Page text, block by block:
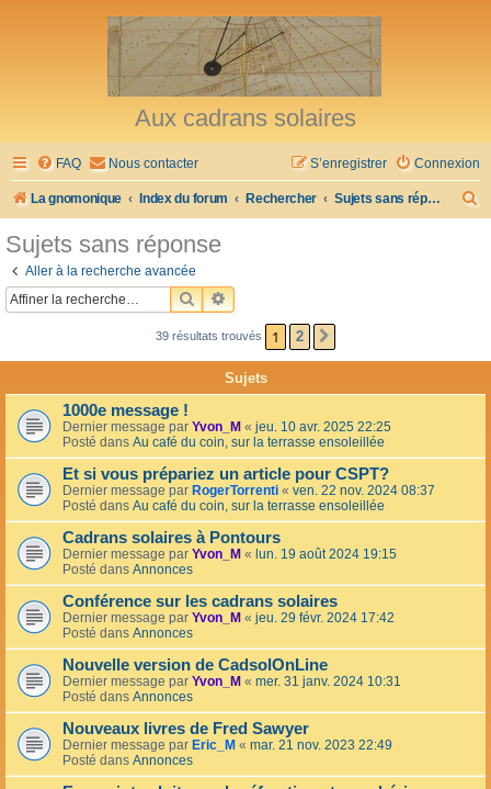
Aux cadrans solaires
FAQ Nous contacter Connexion
S’enregistrer
La gnomonique Index du forum Rechercher Sujets sans réponse
h
r
Sujets sans réponse
Aller à la recherche avancée
RECHERCHER
RECHERCHE AVANCÉE
39 résultats trouvés 1 2
Sujets
1000e message !
Dernier message par Yvon_M « jeu. 10 avr. 2025 22:25
Posté dans Au café du coin, sur la terrasse ensoleillée
Et si vous prépariez un article pour CSPT?
Dernier message par RogerTorrenti « ven. 22 nov. 2024 08:37
Posté dans Au café du coin, sur la terrasse ensoleillée
Cadrans solaires à Pontours
Dernier message par Yvon_M « lun. 19 août 2024 19:15
Posté dans Annonces
Conférence sur les cadrans solaires
Dernier message par Yvon_M « jeu. 29 févr. 2024 17:42
Posté dans Annonces
Nouvelle version de CadsolOnLine
Dernier message par Yvon_M « mer. 31 janv. 2024 10:31
Posté dans Annonces
Nouveaux livres de Fred Sawyer
Dernier message par Eric_M « mar. 21 nov. 2023 22:49
Posté dans Annonces